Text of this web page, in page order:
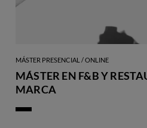
MÁSTER PRESENCIAL / ONLINE
MÁSTER EN F&B Y
MARCA